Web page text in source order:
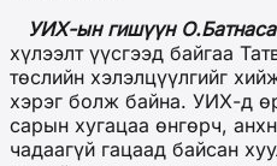
УИХ-ын гишүүн
хүлээлт үүсгээд байгаа
төслийн хэлэлцүүлгийг
хэрэг болж байна. УИХ-д
сарын хугацаа өнгөрч,
чадаагүй гацаад байсан